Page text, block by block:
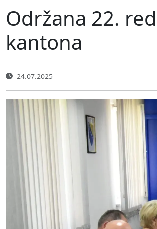
Održana 22.
kantona
24.07.2025